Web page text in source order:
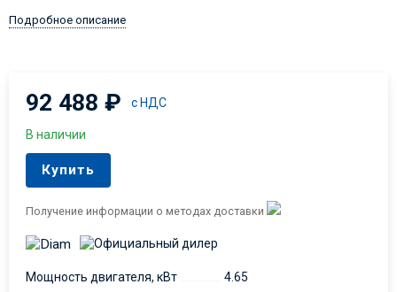
Подробное описание
92 488₽ с НДС
В наличии
Купить
Получение информации о методах доставки
Мощность двигателя, кВт
4.65